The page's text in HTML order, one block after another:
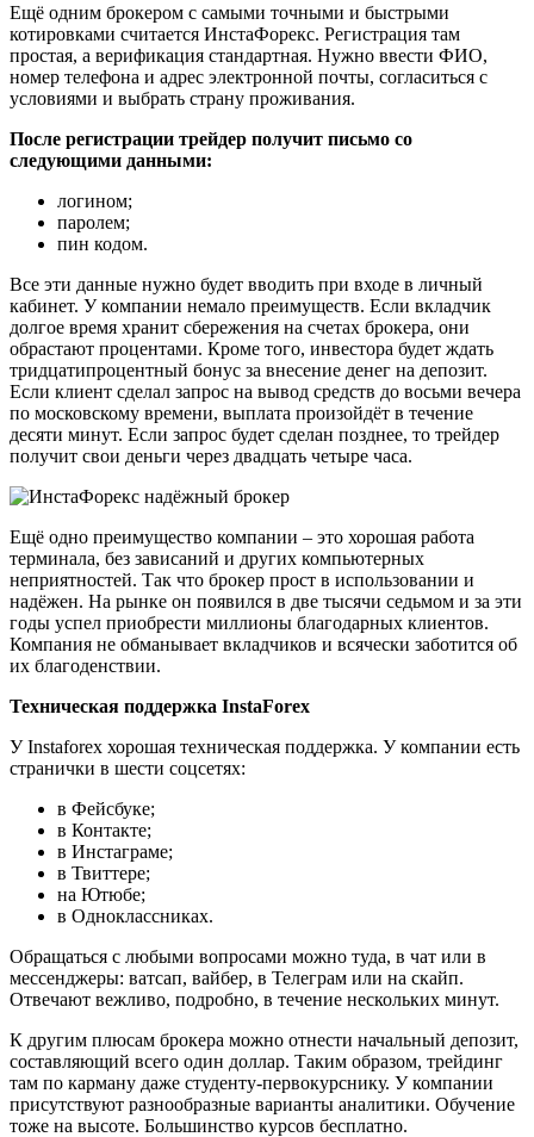
Ещё одним брокером с самыми точными и быстрыми
котировками считается ИнстаФорекс. Регистрация там
простая, а верификация стандартная. Нужно ввести ФИО,
номер телефона и адрес электронной почты, согласиться с
условиями и выбрать страну проживания.
После регистрации трейдер получит письмо со
следующими данными:
логином;
паролем;
пин кодом.
Все эти данные нужно будет вводить при входе в личный
кабинет. У компании немало преимуществ. Если вкладчик
долгое время хранит сбережения на счетах брокера, они
обрастают процентами. Кроме того, инвестора будет ждать
тридцатипроцентный бонус за внесение денег на депозит.
Если клиент сделал запрос на вывод средств до восьми вечера
по московскому времени, выплата произойдёт в течение
десяти минут. Если запрос будет сделан позднее, то трейдер
получит свои деньги через двадцать четыре часа.
Ещё одно преимущество компании – это хорошая работа
терминала, без зависаний и других компьютерных
неприятностей. Так что брокер прост в использовании и
надёжен. На рынке он появился в две тысячи седьмом и за эти
годы успел приобрести миллионы благодарных клиентов.
Компания не обманывает вкладчиков и всячески заботится об
их благоденствии.
Техническая поддержка InstaForex
У Instaforex хорошая техническая поддержка. У компании есть
странички в шести соцсетях:
в Фейсбуке;
в Контакте;
в Инстаграме;
в Твиттере;
на Ютюбе;
в Одноклассниках.
Обращаться с любыми вопросами можно туда, в чат или в
мессенджеры: ватсап, вайбер, в Телеграм или на скайп.
Отвечают вежливо, подробно, в течение нескольких минут.
К другим плюсам брокера можно отнести начальный депозит,
составляющий всего один доллар. Таким образом, трейдинг
там по карману даже студенту-первокурснику. У компании
присутствуют разнообразные варианты аналитики. Обучение
тоже на высоте. Большинство курсов бесплатно.